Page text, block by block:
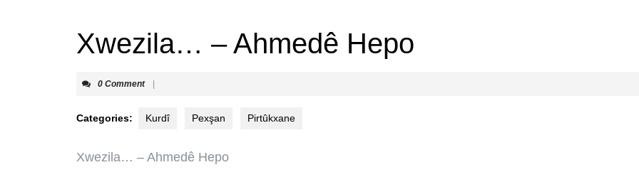
Xwezila… – Ahmedê Hepo
0 Comment
Categories: Kurdî Pexşan Pirtûkxane
Xwezila… – Ahmedê Hepo